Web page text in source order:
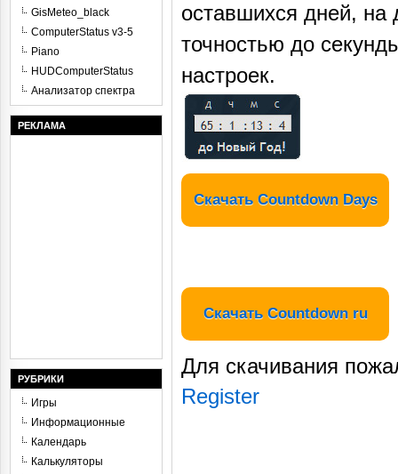
оставшихся дней, на
точностью до
настроек.
Скачать Countdown Days
Скачать Countdown ru
Для скачивания
Register
GisMeteo_black
ComputerStatus v3-5
Piano
HUDComputerStatus
Анализатор спектра
РЕКЛАМА
РУБРИКИ
Игры
Информационные
Календарь
Калькуляторы